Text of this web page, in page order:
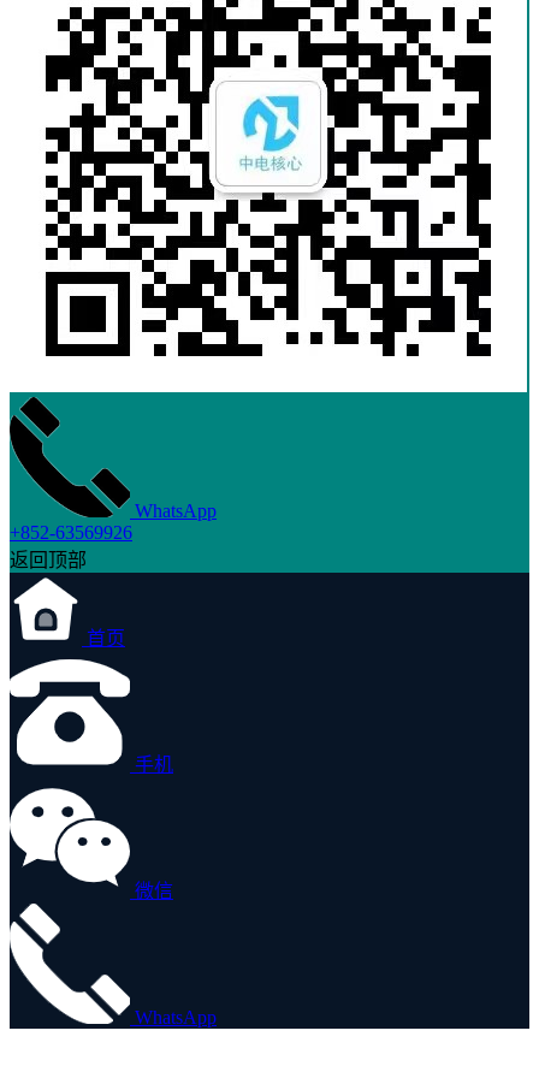
WhatsApp
+852-63569926
返回顶部
首页
手机
微信
WhatsApp